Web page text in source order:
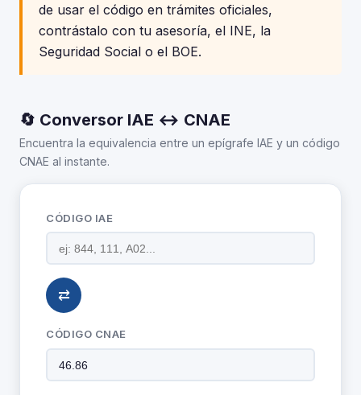
de usar el código en trámites oficiales,
contrástalo con tu asesoría, el INE, la
Seguridad Social o el BOE.
🔄 Conversor IAE ↔ CNAE
Encuentra la equivalencia entre un epígrafe IAE y un código
CNAE al instante.
CÓDIGO IAE
⇄
CÓDIGO CNAE